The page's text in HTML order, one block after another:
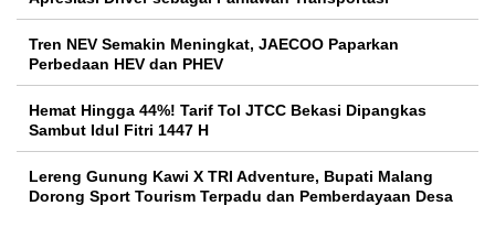
Tren NEV Semakin Meningkat, JAECOO Paparkan
Perbedaan HEV dan PHEV
Hemat Hingga 44%! Tarif Tol JTCC Bekasi Dipangkas
Sambut Idul Fitri 1447 H
Lereng Gunung Kawi X TRI Adventure, Bupati Malang
Dorong Sport Tourism Terpadu dan Pemberdayaan Desa